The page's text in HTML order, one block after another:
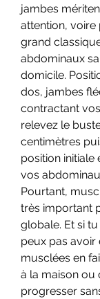
jambes
attention, voire
grand
abdominaux
domicile.
dos, jambes
contractant
relevez le
centimètres
position
vos
Pourtant,
très important
globale. Et si
peux pas avoir
musclées en
à la maison ou
progresser